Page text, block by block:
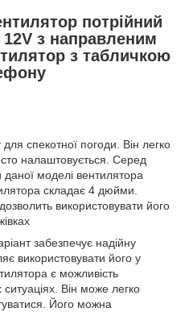
потрійний
з направленим
з табличкою
спекотної погоди. Він легко
налаштовується. Серед
даної моделі вентилятора
складає 4 дюйми.
використовувати його
забезпечує надійну
використовувати його у
є можливість
ситуаціях. Він може легко
Його можна